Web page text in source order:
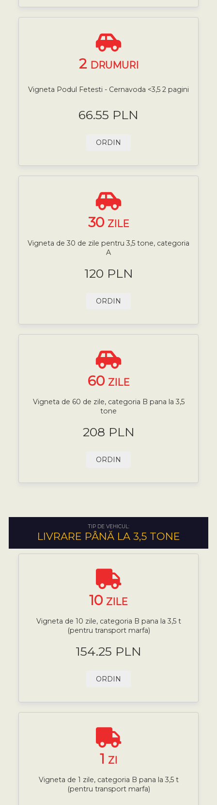
2 DRUMURI
Vigneta Podul Fetesti - Cernavoda <3,5 2 pagini
66.55 PLN
ORDIN
30 ZILE
Vigneta de 30 de zile pentru 3,5 tone, categoria
A
120 PLN
ORDIN
60 ZILE
Vigneta de 60 de zile, categoria B pana la 3,5
tone
208 PLN
ORDIN
TIP DE VEHICUL:
LIVRARE PÂNĂ LA 3,5 TONE
10 ZILE
Vigneta de 10 zile, categoria B pana la 3,5 t
(pentru transport marfa)
154.25 PLN
ORDIN
1 ZI
Vigneta de 1 zile, categoria B pana la 3,5 t
(pentru transport marfa)